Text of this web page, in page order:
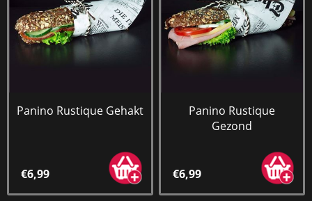
Panino Rustique Gehakt
€6,99
Panino Rustique
Gezond
€6,99